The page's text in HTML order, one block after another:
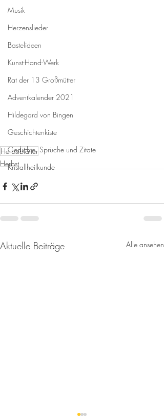
Musik
Herzenslieder
Bastelideen
Kunst-Hand-Werk
Rat der 13 Großmütter
Adventkalender 2021
Hildegard von Bingen
Geschichtenkiste
Gedichte, Sprüche und Zitate
Kristallheilkunde
Herbstblätter
Herbst
Aktuelle Beiträge Alle ansehen